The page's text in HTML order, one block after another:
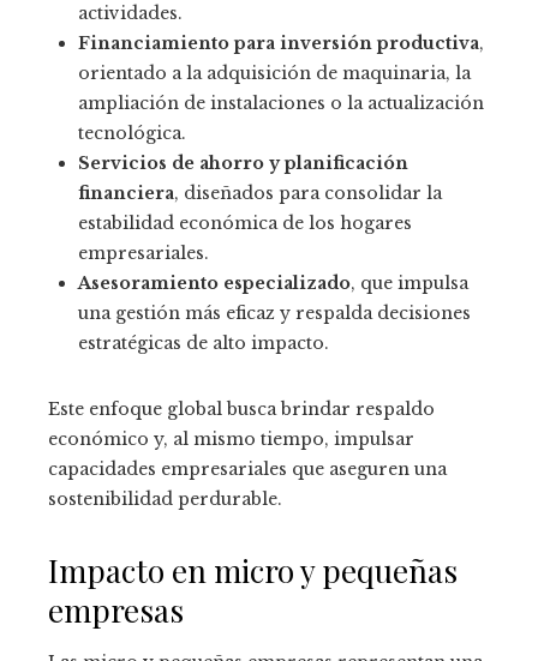
actividades.
Financiamiento para inversión productiva,
orientado a la adquisición de maquinaria, la
ampliación de instalaciones o la actualización
tecnológica.
Servicios de ahorro y planificación
financiera, diseñados para consolidar la
estabilidad económica de los hogares
empresariales.
Asesoramiento especializado, que impulsa
una gestión más eficaz y respalda decisiones
estratégicas de alto impacto.
Este enfoque global busca brindar respaldo
económico y, al mismo tiempo, impulsar
capacidades empresariales que aseguren una
sostenibilidad perdurable.
Impacto en micro y pequeñas
empresas